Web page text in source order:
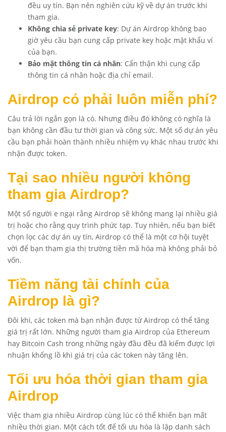
đều uy tín. Bạn nên nghiên cứu kỹ về dự án trước khi
tham gia.
Không chia sẻ private key: Dự án Airdrop không bao
giờ yêu cầu bạn cung cấp private key hoặc mật khẩu ví
của bạn.
Bảo mật thông tin cá nhân: Cẩn thận khi cung cấp
thông tin cá nhân hoặc địa chỉ email.
Airdrop có phải luôn miễn phí?
Câu trả lời ngắn gọn là có. Nhưng điều đó không có nghĩa là
bạn không cần đầu tư thời gian và công sức. Một số dự án yêu
cầu bạn phải hoàn thành nhiều nhiệm vụ khác nhau trước khi
nhận được token.
Tại sao nhiều người không
tham gia Airdrop?
Một số người e ngại rằng Airdrop sẽ không mang lại nhiều giá
trị hoặc cho rằng quy trình phức tạp. Tuy nhiên, nếu bạn biết
chọn lọc các dự án uy tín, Airdrop có thể là một cơ hội tuyệt
vời để bạn tham gia thị trường tiền mã hóa mà không phải bỏ
vốn.
Tiềm năng tài chính của
Airdrop là gì?
Đôi khi, các token mà bạn nhận được từ Airdrop có thể tăng
giá trị rất lớn. Những người tham gia Airdrop của Ethereum
hay Bitcoin Cash trong những ngày đầu đều đã kiếm được lợi
nhuận khổng lồ khi giá trị của các token này tăng lên.
Tối ưu hóa thời gian tham gia
Airdrop
Việc tham gia nhiều Airdrop cùng lúc có thể khiến bạn mất
nhiều thời gian. Một cách tốt để tối ưu hóa là lập danh sách